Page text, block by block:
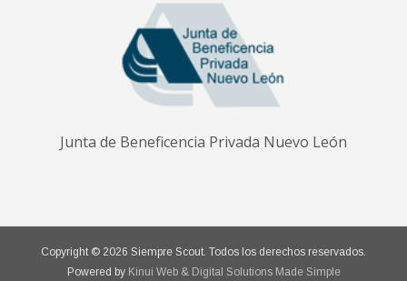
Junta de Beneficencia Privada Nuevo León
Copyright © 2026 Siempre Scout. Todos los derechos reservados.
Powered by Kinui Web & Digital Solutions Made Simple